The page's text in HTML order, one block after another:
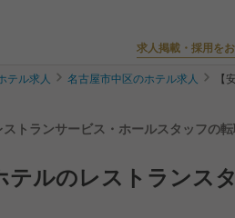
求人掲載・採用を
テル求人 名古屋市中区のホテル求人 【
トランサービス・ホールスタッフの
テルのレストランス